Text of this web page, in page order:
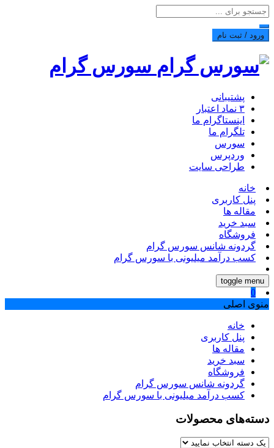
ورود / ثبت نام
سورس گرام
پشتیبانی
۳ نماد اعتبار
اینستاگرام ما
تلگرام ما
سورس
وردپرس
طراحی سایت
خانه
پنل کاربری
مقاله ها
سبد خرید
فروشگاه
گردونه شانس سورس گرام
کسب درآمد میلیونی با سورس گرام
toggle menu
0
منوی اصلی
خانه
پنل کاربری
مقاله ها
سبد خرید
فروشگاه
گردونه شانس سورس گرام
کسب درآمد میلیونی با سورس گرام
دسته‌های محصولات